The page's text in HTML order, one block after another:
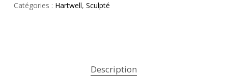
Catégories : Hartwell, Sculpté
Description